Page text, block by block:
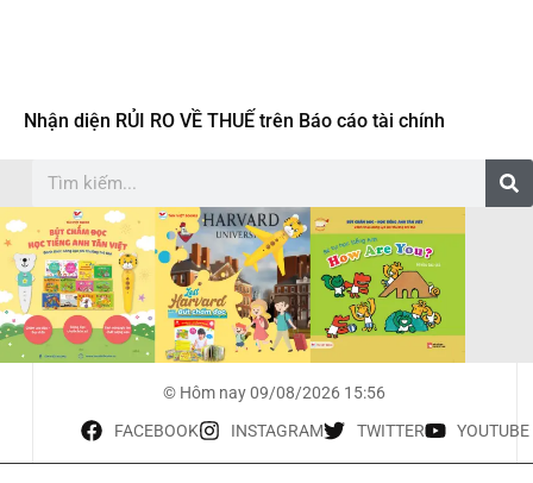
Nhận diện RỦI RO VỀ THUẾ trên Báo cáo tài chính
© Hôm nay 09/08/2026 15:56
FACEBOOK INSTAGRAM TWITTER YOUTUBE